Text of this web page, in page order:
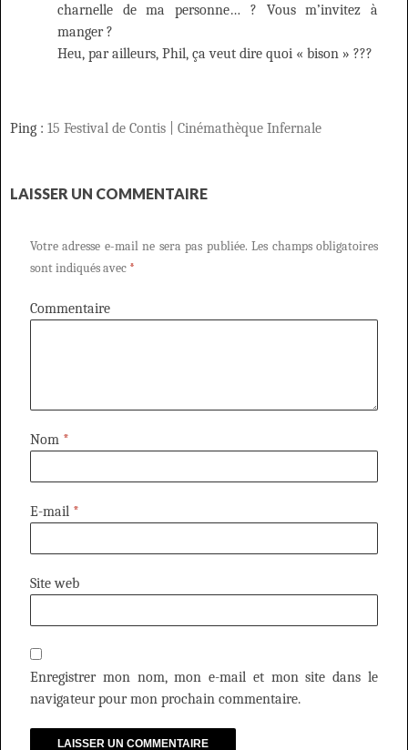
charnelle de ma personne… ? Vous m’invitez à
manger ?
Heu, par ailleurs, Phil, ça veut dire quoi « bison » ???
Ping : 15 Festival de Contis | Cinémathèque Infernale
LAISSER UN COMMENTAIRE
Votre adresse e-mail ne sera pas publiée. Les champs obligatoires
sont indiqués avec *
Commentaire
Nom *
E-mail *
Site web
Enregistrer mon nom, mon e-mail et mon site dans le
navigateur pour mon prochain commentaire.